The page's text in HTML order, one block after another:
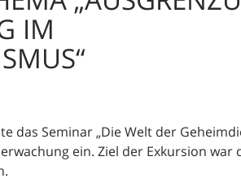
IM
das Seminar „Die Welt der
ein. Ziel der Exkursion war